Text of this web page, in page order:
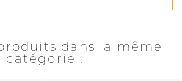
dans la même
catégorie :